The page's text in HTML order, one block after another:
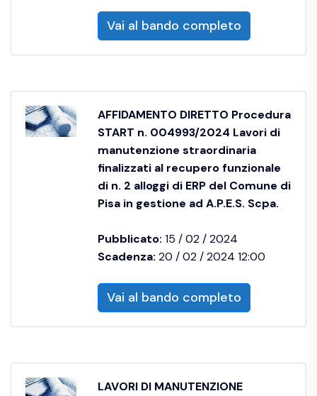
Vai al bando completo
AFFIDAMENTO DIRETTO Procedura
START n. 004993/2024 Lavori di
manutenzione straordinaria
finalizzati al recupero funzionale
di n. 2 alloggi di ERP del Comune di
Pisa in gestione ad A.P.E.S. Scpa.
Pubblicato: 15 / 02 / 2024
Scadenza: 20 / 02 / 2024 12:00
Vai al bando completo
LAVORI DI MANUTENZIONE